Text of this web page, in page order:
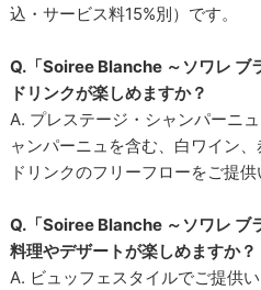
込・サービス料15%別）です。
Q.「Soiree Blanche ～ソワレ ブ
ドリンクが楽しめますか？
A. プレステージ・シャンパーニ
ャンパーニュを含む、白ワイン
ドリンクのフリーフローをご提供
Q.「Soiree Blanche ～ソワレ ブ
料理やデザートが楽しめますか？
A. ビュッフェスタイルでご提供